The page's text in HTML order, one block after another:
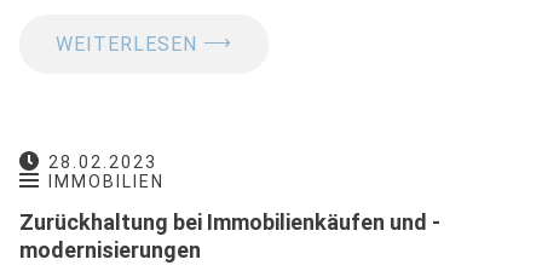
WEITERLESEN ⟶
28.02.2023
IMMOBILIEN
Zurückhaltung bei Immobilienkäufen und -
modernisierungen